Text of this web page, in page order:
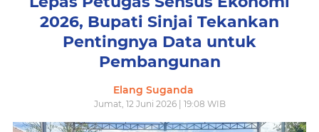
2026, Bupati Sinjai Tekankan
Pentingnya Data untuk
Pembangunan​
Elang Suganda
Jumat, 12 Juni 2026 | 19:08 WIB